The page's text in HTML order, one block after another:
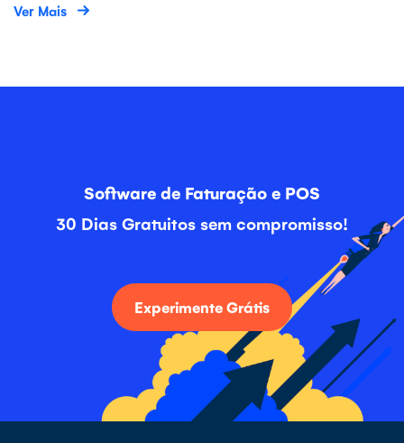
Ver Mais
Software de Faturação e POS
30 Dias Gratuitos sem compromisso!
Experimente Grátis